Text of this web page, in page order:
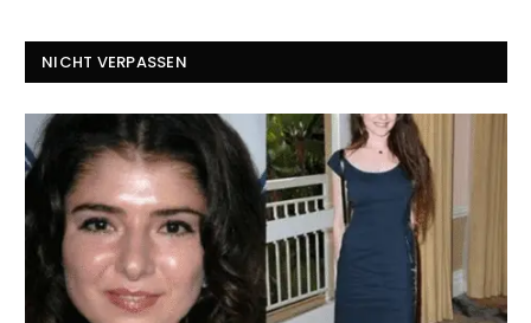
NICHT VERPASSEN